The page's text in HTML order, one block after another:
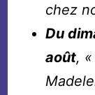
chez
Du
août,